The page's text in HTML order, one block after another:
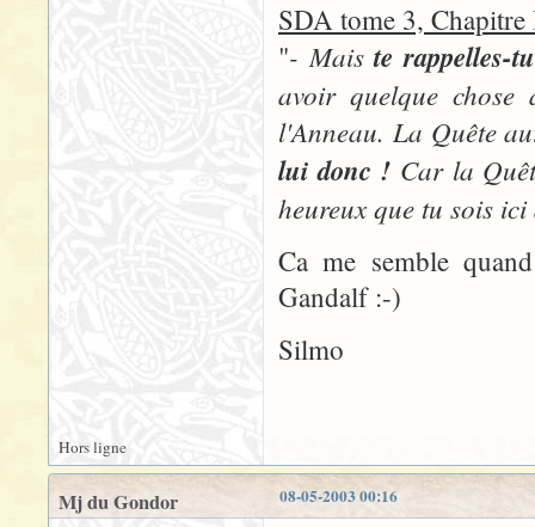
SDA tome 3,
"- Maiste rappelles-
avoir quelque
l'Anneau. La Quête
lui donc ! Car la
heureux que tu sois
Ca me semble
Gandalf :-)
Silmo
Hors ligne
08-05-2003 00:16
Mj du Gondor